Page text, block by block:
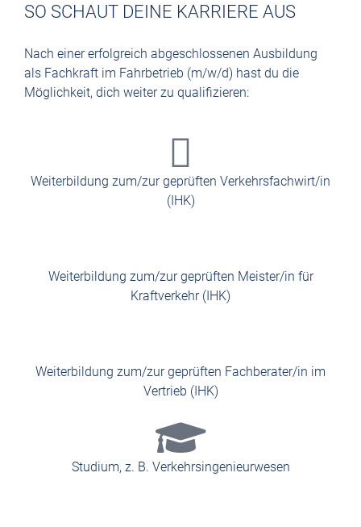
SO SCHAUT DEINE KARRIERE AUS
Nach einer erfolgreich abgeschlossenen Ausbildung
als Fachkraft im Fahrbetrieb (m/w/d) hast du die
Möglichkeit, dich weiter zu qualifizieren:
Weiterbildung zum/zur geprüften Verkehrsfachwirt/in
(IHK)
Weiterbildung zum/zur geprüften Meister/in für
Kraftverkehr (IHK)
Weiterbildung zum/zur geprüften Fachberater/in im
Vertrieb (IHK)
Studium, z. B. Verkehrsingenieurwesen